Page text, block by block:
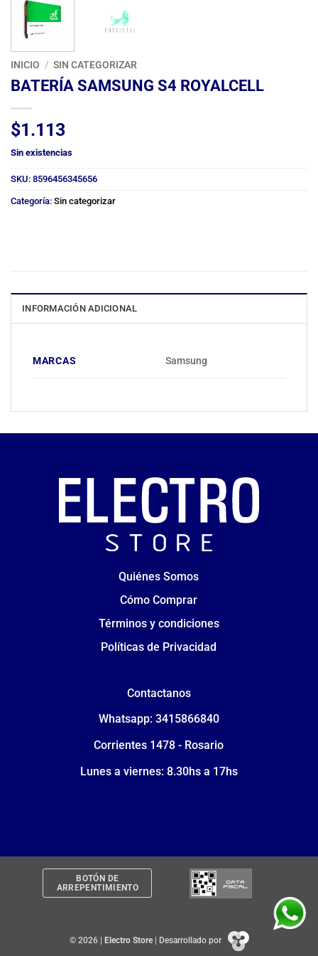
INICIO / SIN CATEGORIZAR
BATERÍA SAMSUNG S4 ROYALCELL
$1.113
Sin existencias
SKU: 8596456345656
Categoría: Sin categorizar
INFORMACIÓN ADICIONAL
MARCAS Samsung
Quiénes Somos
Cómo Comprar
Términos y condiciones
Políticas de Privacidad
Contactanos
Whatsapp: 3415866840
Corrientes 1478 - Rosario
Lunes a viernes: 8.30hs a 17hs
BOTÓN DE
ARREPENTIMIENTO
© 2026 | Electro Store| Desarrollado por